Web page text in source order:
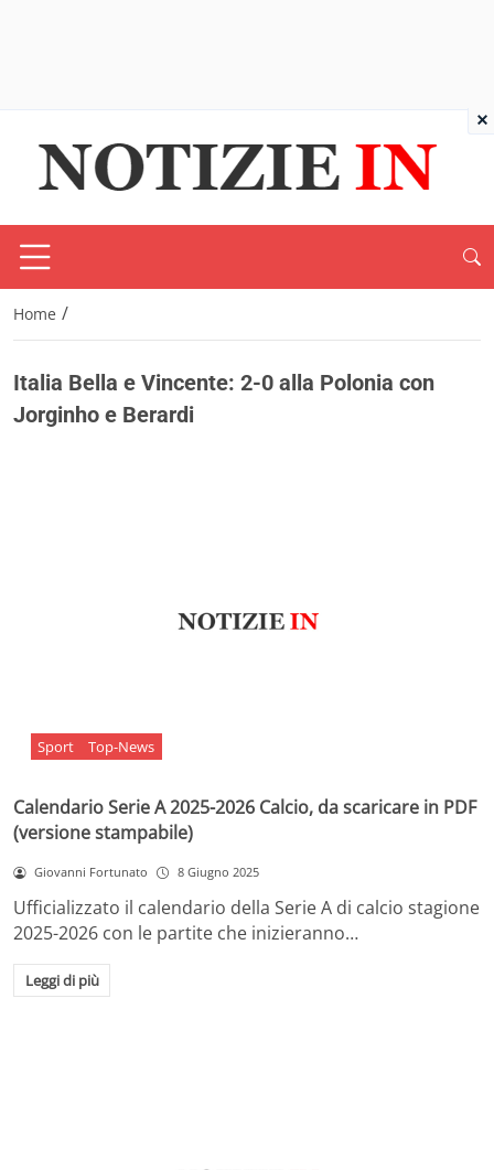
Home /
Italia Bella e Vincente: 2-0 alla Polonia con
Jorginho e Berardi
Sport Top-News
Calendario Serie A 2025-2026 Calcio, da scaricare in PDF
(versione stampabile)
Giovanni Fortunato 8 Giugno 2025
Ufficializzato il calendario della Serie A di calcio stagione
2025-2026 con le partite che inizieranno…
Leggi di più
×